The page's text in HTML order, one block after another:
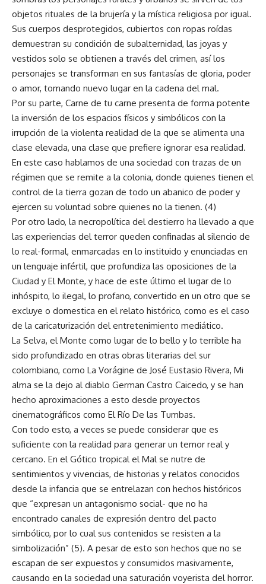
objetos rituales de la brujería y la mística religiosa por igual.
Sus cuerpos desprotegidos, cubiertos con ropas roídas
demuestran su condición de subalternidad, las joyas y
vestidos solo se obtienen a través del crimen, así los
personajes se transforman en sus fantasías de gloria, poder
o amor, tomando nuevo lugar en la cadena del mal.
Por su parte, Carne de tu carne presenta de forma potente
la inversión de los espacios físicos y simbólicos con la
irrupción de la violenta realidad de la que se alimenta una
clase elevada, una clase que prefiere ignorar esa realidad.
En este caso hablamos de una sociedad con trazas de un
régimen que se remite a la colonia, donde quienes tienen el
control de la tierra gozan de todo un abanico de poder y
ejercen su voluntad sobre quienes no la tienen. (4)
Por otro lado, la necropolítica del destierro ha llevado a que
las experiencias del terror queden confinadas al silencio de
lo real-formal, enmarcadas en lo instituido y enunciadas en
un lenguaje infértil, que profundiza las oposiciones de la
Ciudad y El Monte, y hace de este último el lugar de lo
inhóspito, lo ilegal, lo profano, convertido en un otro que se
excluye o domestica en el relato histórico, como es el caso
de la caricaturización del entretenimiento mediático.
La Selva, el Monte como lugar de lo bello y lo terrible ha
sido profundizado en otras obras literarias del sur
colombiano, como La Vorágine de José Eustasio Rivera, Mi
alma se la dejo al diablo German Castro Caicedo, y se han
hecho aproximaciones a esto desde proyectos
cinematográficos como El Río De las Tumbas.
Con todo esto, a veces se puede considerar que es
suficiente con la realidad para generar un temor real y
cercano. En el Gótico tropical el Mal se nutre de
sentimientos y vivencias, de historias y relatos conocidos
desde la infancia que se entrelazan con hechos históricos
que “expresan un antagonismo social- que no ha
encontrado canales de expresión dentro del pacto
simbólico, por lo cual sus contenidos se resisten a la
simbolización” (5). A pesar de esto son hechos que no se
escapan de ser expuestos y consumidos masivamente,
causando en la sociedad una saturación voyerista del horror.